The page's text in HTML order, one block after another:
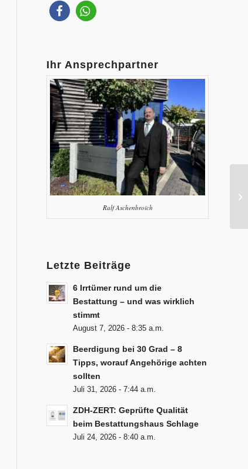
Ihr Ansprechpartner
Ralf Aschenbroich
Letzte Beiträge
6 Irrtümer rund um die
Bestattung – und was wirklich
stimmt
August 7, 2026 - 8:35 a.m.
Beerdigung bei 30 Grad – 8
Tipps, worauf Angehörige achten
sollten
Juli 31, 2026 - 7:44 a.m.
ZDH-ZERT: Geprüfte Qualität
beim Bestattungshaus Schlage
Juli 24, 2026 - 8:40 a.m.